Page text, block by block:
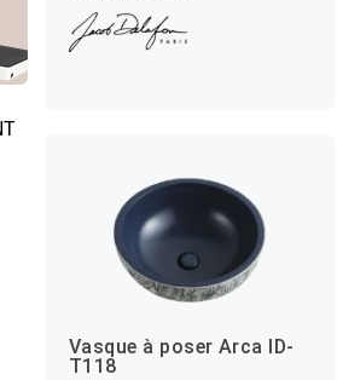
Vasque à poser Arca ID-
T118